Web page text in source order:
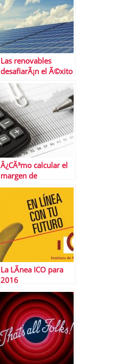
Las renovables
desafiarÃ¡n el Ã©xito
del gas natural a
largo plazo
Â¿CÃ³mo calcular el
margen de
contribuciÃ³n?
La LÃ­nea ICO para
2016